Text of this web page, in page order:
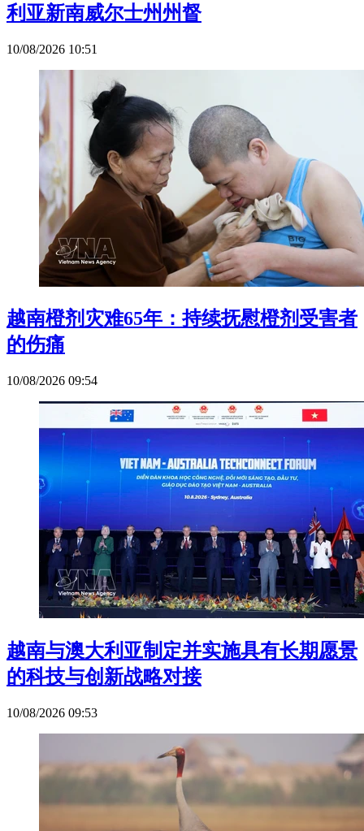
利亚新南威尔士州州督
10/08/2026 10:51
越南橙剂灾难65年：持续抚慰橙剂受害者
的伤痛
10/08/2026 09:54
越南与澳大利亚制定并实施具有长期愿景
的科技与创新战略对接
10/08/2026 09:53